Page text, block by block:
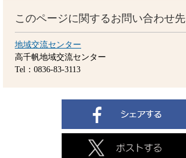
このページに関するお問い合わせ先
地域交流センター
高千帆地域交流センター
Tel：0836-83-3113